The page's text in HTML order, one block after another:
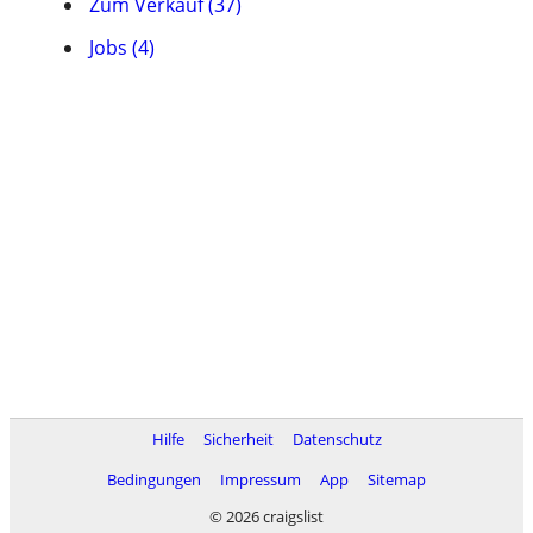
Jobs (4)
Hilfe Sicherheit
Datenschutz
Bedingungen
Impressum App
Sitemap
© 2026 craigslist